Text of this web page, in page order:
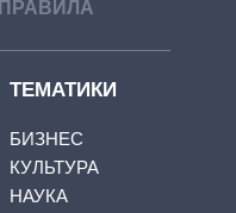
ПРАВИЛА
ТЕМАТИКИ
БИЗНЕС
КУЛЬТУРА
НАУКА